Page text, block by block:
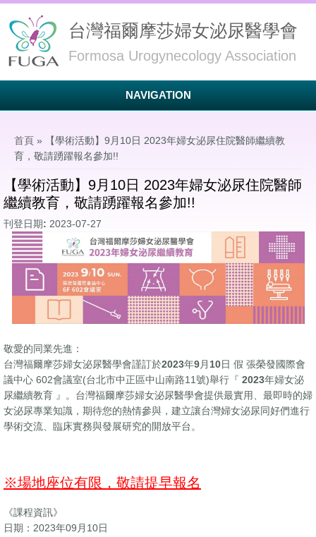
台灣福爾摩莎婦女泌尿醫學會
Formosa Urogynecology Association
NAVIGATION
首頁 » 【學術活動】9月10日 2023年婦女泌尿住院醫師繼續教
育，敬請踴躍報名參加!!
【學術活動】9月10日 2023年婦女泌尿住院醫師
繼續教育，敬請踴躍報名參加!!
刊登日期: 2023-07-27
敬愛的同業先進：
台灣福爾摩莎婦女泌尿醫學會謹訂於2023年9月10日 假 張榮發國際會
議中心 602會議室(台北市中正區中山南路11號)舉行 『 2023年婦女泌
尿繼續教育 』。 台灣福爾摩莎婦女泌尿醫學會提供最實用、最即時的婦
女泌尿專業知識，期待您的熱情參與，建立讓台灣婦女泌尿同好們進行
學術交流、臨床實務與發展研究的開放平台。
※場地座位有限，敬請提早報名
《課程資訊》
日期：2023年09月10日